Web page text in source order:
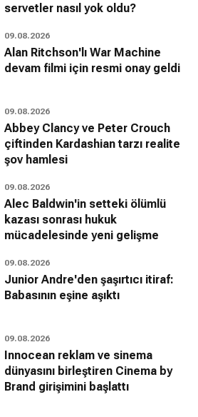
servetler nasıl yok oldu?
09.08.2026
Alan Ritchson'lı War Machine
devam filmi için resmi onay geldi
09.08.2026
Abbey Clancy ve Peter Crouch
çiftinden Kardashian tarzı realite
şov hamlesi
09.08.2026
Alec Baldwin'in setteki ölümlü
kazası sonrası hukuk
mücadelesinde yeni gelişme
09.08.2026
Junior Andre'den şaşırtıcı itiraf:
Babasının eşine aşıktı
09.08.2026
Innocean reklam ve sinema
dünyasını birleştiren Cinema by
Brand girişimini başlattı